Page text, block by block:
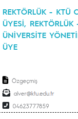
REKTÖRLÜK - KTÜ
ÜYESİ,
ÜNİVERSİTE
ÜYE
Özgeçmiş
alver
04623777859